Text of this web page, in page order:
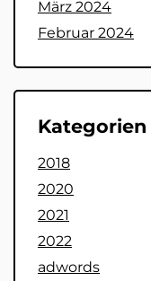
März 2024
Februar 2024
Kategorien
2018
2020
2021
2022
adwords